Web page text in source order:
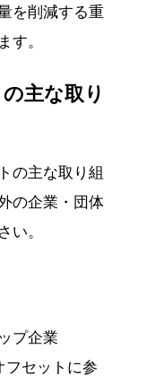
を削減する重
す。
主な取り
の主な取り組
の企業・団体
い。
プ企業
フセットに参